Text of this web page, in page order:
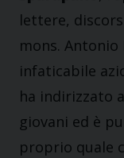
lettere,
mons. Antonio
infaticabile
ha indirizzato
giovani ed è
proprio quale